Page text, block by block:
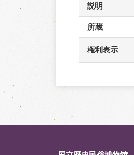
説明
所蔵
権利表示